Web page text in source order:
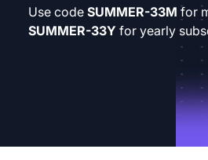
Use code SUMMER-33M for
SUMMER-33Y for yearly